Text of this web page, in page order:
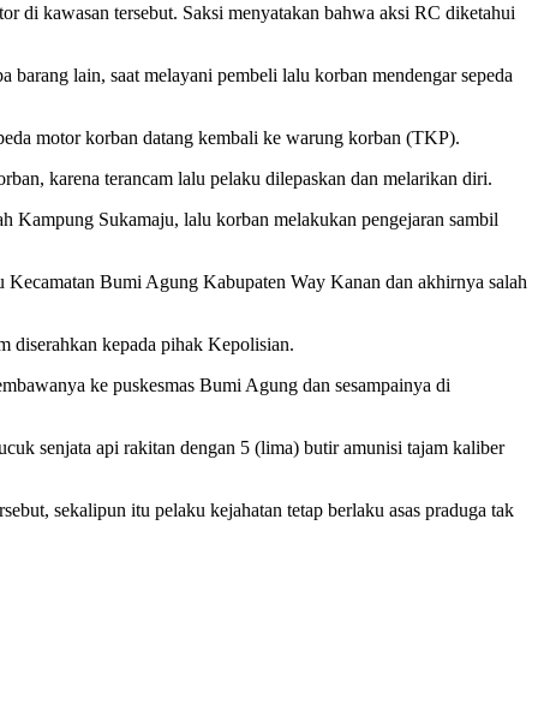
di kawasan tersebut. Saksi menyatakan bahwa aksi RC diketahui
lain, saat melayani pembeli lalu korban mendengar sepeda
motor korban datang kembali ke warung korban (TKP).
karena terancam lalu pelaku dilepaskan dan melarikan diri.
Kampung Sukamaju, lalu korban melakukan pengejaran sambil
Bumi Agung Kabupaten Way Kanan dan akhirnya salah
diserahkan kepada pihak Kepolisian.
ke puskesmas Bumi Agung dan sesampainya di
senjata api rakitan dengan 5 (lima) butir amunisi tajam kaliber
sekalipun itu pelaku kejahatan tetap berlaku asas praduga tak